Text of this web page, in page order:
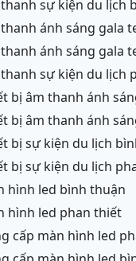
bình thuận,ninh
phan thiết,phang
chữ,vĩnh
thuận
thiết,phang
bị sự kiện du lịch
rang,ninh
hình led bình thuận
hình led phan thiết
cấp màn hình led